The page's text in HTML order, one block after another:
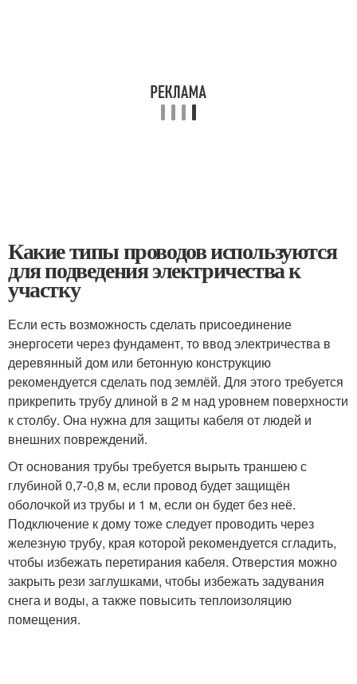
Какие типы проводов используются
для подведения электричества к
участку
Если есть возможность сделать присоединение
энергосети через фундамент, то ввод электричества в
деревянный дом или бетонную конструкцию
рекомендуется сделать под землёй. Для этого требуется
прикрепить трубу длиной в 2 м над уровнем поверхности
к столбу. Она нужна для защиты кабеля от людей и
внешних повреждений.
От основания трубы требуется вырыть траншею с
глубиной 0,7-0,8 м, если провод будет защищён
оболочкой из трубы и 1 м, если он будет без неё.
Подключение к дому тоже следует проводить через
железную трубу, края которой рекомендуется сгладить,
чтобы избежать перетирания кабеля. Отверстия можно
закрыть рези заглушками, чтобы избежать задувания
снега и воды, а также повысить теплоизоляцию
помещения.